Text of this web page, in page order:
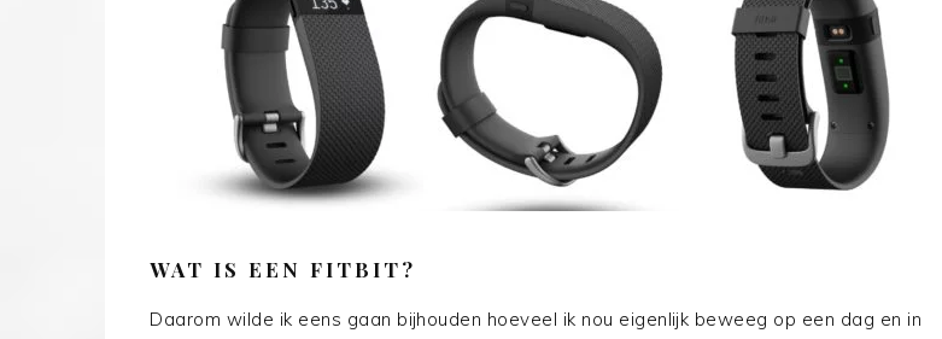
WAT IS EEN FITBIT?
Daarom wilde ik eens gaan bijhouden hoeveel ik nou eigenlijk beweeg op een dag en in